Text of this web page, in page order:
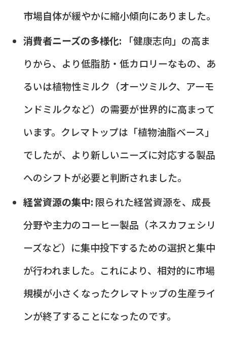
市場自体が緩やかに縮小傾向にありました。
消費者ニーズの多様化: 「健康志向」の高ま
りから、より低脂肪・低カロリーなもの、あ
るいは植物性ミルク（オーツミルク、アーモ
ンドミルクなど）の需要が世界的に高まって
います。クレマトップは「植物油脂ベース」
でしたが、より新しいニーズに対応する製品
へのシフトが必要と判断されました。
経営資源の集中: 限られた経営資源を、成長
分野や主力のコーヒー製品（ネスカフェシリ
ーズなど）に集中投下するための選択と集中
が行われました。これにより、相対的に市場
規模が小さくなったクレマトップの生産ライ
ンが終了することになったのです。